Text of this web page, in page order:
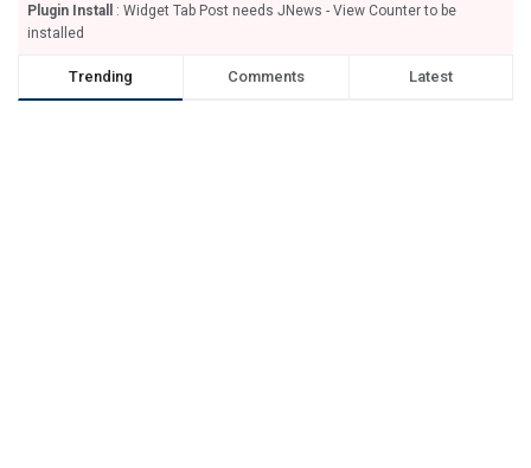
Plugin Install
: Widget Tab Post needs JNews - View Counter to be
installed
Trending Comments Latest